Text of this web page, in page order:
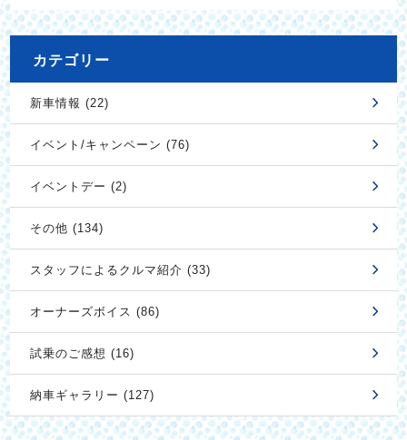
カテゴリー
新車情報 (22)
イベント/キャンペーン (76)
イベントデー (2)
その他 (134)
スタッフによるクルマ紹介 (33)
オーナーズボイス (86)
試乗のご感想 (16)
納車ギャラリー (127)